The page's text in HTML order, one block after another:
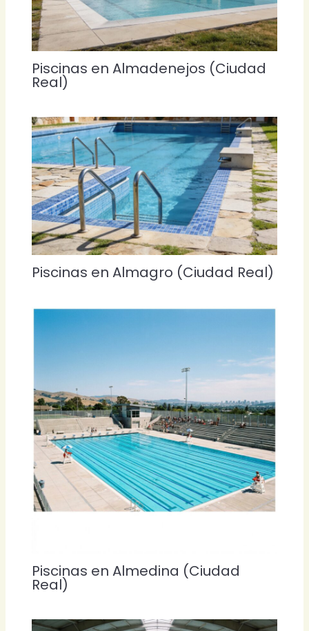
Piscinas en Almadenejos (Ciudad
Real)
Piscinas en Almagro (Ciudad Real)
Piscinas en Almedina (Ciudad
Real)